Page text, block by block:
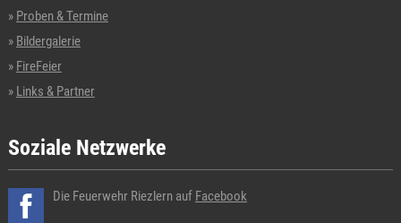
Proben & Termine
Bildergalerie
FireFeier
Links & Partner
Soziale Netzwerke
Die Feuerwehr Riezlern auf Facebook